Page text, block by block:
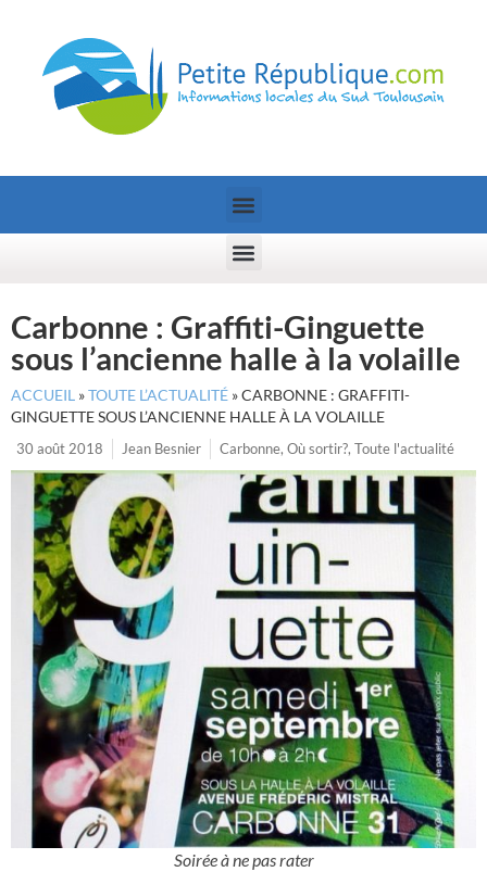
Carbonne : Graffiti-Ginguette
sous l’ancienne halle à la volaille
ACCUEIL »TOUTE L’ACTUALITÉ »CARBONNE : GRAFFITI-
GINGUETTE SOUS L’ANCIENNE HALLE À LA VOLAILLE
30 août 2018
Jean Besnier Carbonne, Où sortir?, Toute l'actualité
Soirée à ne pas rater